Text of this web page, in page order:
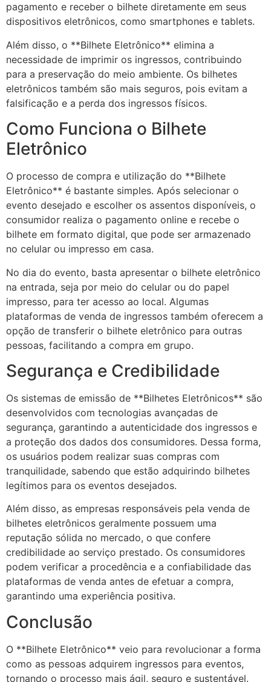
pagamento e receber o bilhete diretamente em seus
dispositivos eletrônicos, como smartphones e tablets.
Além disso, o **Bilhete Eletrônico** elimina a
necessidade de imprimir os ingressos, contribuindo
para a preservação do meio ambiente. Os bilhetes
eletrônicos também são mais seguros, pois evitam a
falsificação e a perda dos ingressos físicos.
Como Funciona o Bilhete
Eletrônico
O processo de compra e utilização do **Bilhete
Eletrônico** é bastante simples. Após selecionar o
evento desejado e escolher os assentos disponíveis, o
consumidor realiza o pagamento online e recebe o
bilhete em formato digital, que pode ser armazenado
no celular ou impresso em casa.
No dia do evento, basta apresentar o bilhete eletrônico
na entrada, seja por meio do celular ou do papel
impresso, para ter acesso ao local. Algumas
plataformas de venda de ingressos também oferecem a
opção de transferir o bilhete eletrônico para outras
pessoas, facilitando a compra em grupo.
Segurança e Credibilidade
Os sistemas de emissão de **Bilhetes Eletrônicos** são
desenvolvidos com tecnologias avançadas de
segurança, garantindo a autenticidade dos ingressos e
a proteção dos dados dos consumidores. Dessa forma,
os usuários podem realizar suas compras com
tranquilidade, sabendo que estão adquirindo bilhetes
legítimos para os eventos desejados.
Além disso, as empresas responsáveis pela venda de
bilhetes eletrônicos geralmente possuem uma
reputação sólida no mercado, o que confere
credibilidade ao serviço prestado. Os consumidores
podem verificar a procedência e a confiabilidade das
plataformas de venda antes de efetuar a compra,
garantindo uma experiência positiva.
Conclusão
O **Bilhete Eletrônico** veio para revolucionar a forma
como as pessoas adquirem ingressos para eventos,
tornando o processo mais ágil, seguro e sustentável.